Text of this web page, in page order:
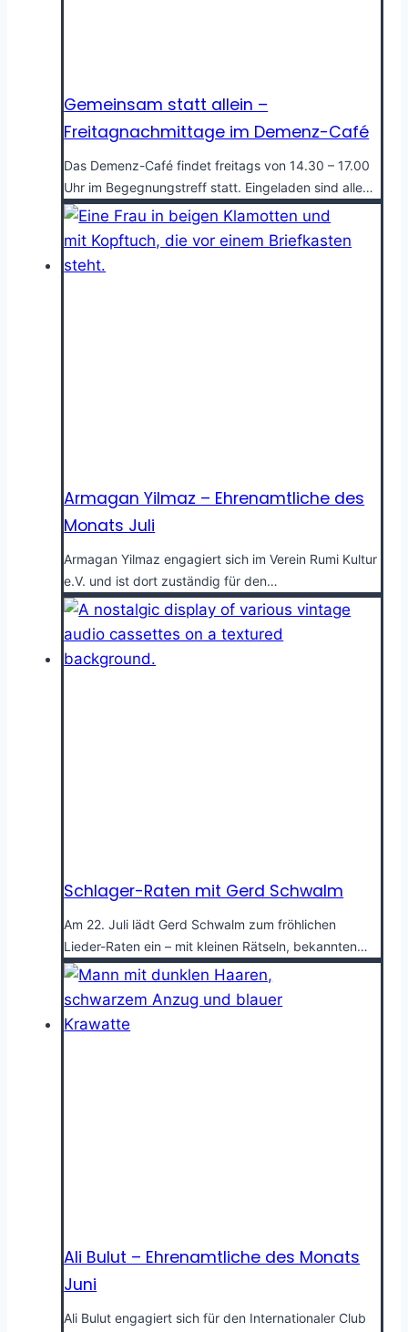
Gemeinsam statt allein –
Freitagnachmittage im Demenz-Café
Das Demenz-Café findet freitags von 14.30 – 17.00
Uhr im Begegnungstreff statt. Eingeladen sind alle…
Armagan Yilmaz – Ehrenamtliche des
Monats Juli
Armagan Yilmaz engagiert sich im Verein Rumi Kultur
e.V. und ist dort zuständig für den…
Schlager-Raten mit Gerd Schwalm
Am 22. Juli lädt Gerd Schwalm zum fröhlichen
Lieder-Raten ein – mit kleinen Rätseln, bekannten…
Ali Bulut – Ehrenamtliche des Monats
Juni
Ali Bulut engagiert sich für den Internationaler Club